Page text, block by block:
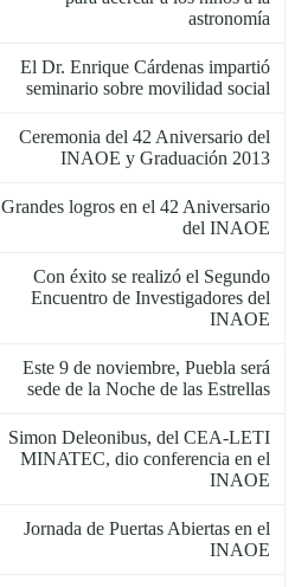
astronomía
El Dr. Enrique Cárdenas impartió
seminario sobre movilidad social
Ceremonia del 42 Aniversario del
INAOE y Graduación 2013
Grandes logros en el 42 Aniversario
del INAOE
Con éxito se realizó el Segundo
Encuentro de Investigadores del
INAOE
Este 9 de noviembre, Puebla será
sede de la Noche de las Estrellas
Simon Deleonibus, del CEA-LETI
MINATEC, dio conferencia en el
INAOE
Jornada de Puertas Abiertas en el
INAOE